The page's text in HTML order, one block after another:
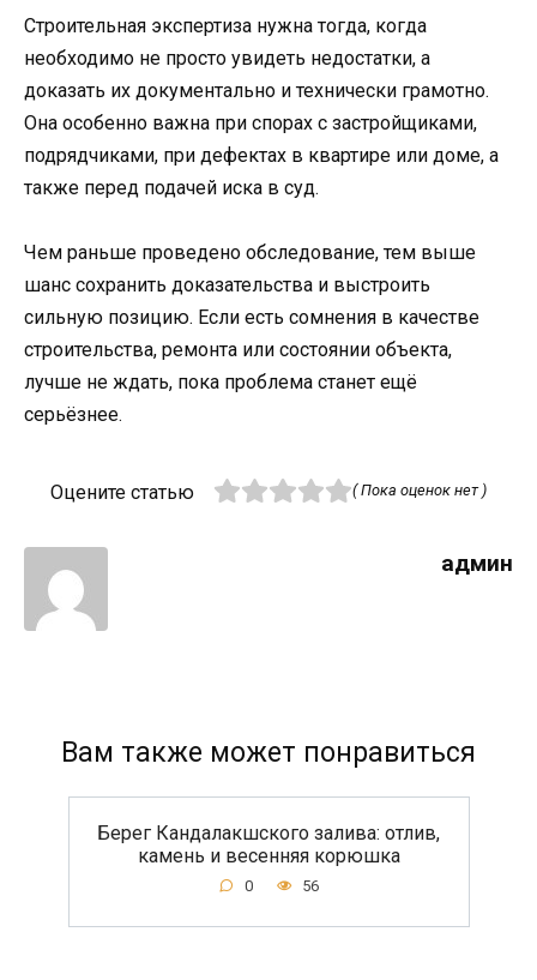
Строительная экспертиза нужна тогда, когда
необходимо не просто увидеть недостатки, а
доказать их документально и технически грамотно.
Она особенно важна при спорах с застройщиками,
подрядчиками, при дефектах в квартире или доме, а
также перед подачей иска в суд.
Чем раньше проведено обследование, тем выше
шанс сохранить доказательства и выстроить
сильную позицию. Если есть сомнения в качестве
строительства, ремонта или состоянии объекта,
лучше не ждать, пока проблема станет ещё
серьёзнее.
Оцените статью ( Пока оценок нет )
админ
Вам также может понравиться
Берег Кандалакшского залива: отлив,
камень и весенняя корюшка
0 56